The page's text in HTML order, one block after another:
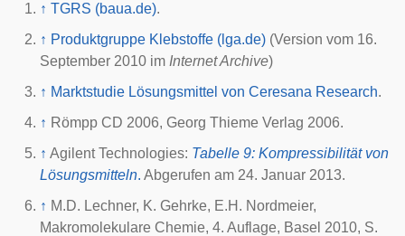
↑ TGRS (baua.de).
↑ Produktgruppe Klebstoffe (lga.de) (Version vom 16.
September 2010 im Internet Archive)
↑ Marktstudie Lösungsmittel von Ceresana Research.
↑ Römpp CD 2006, Georg Thieme Verlag 2006.
↑ Agilent Technologies: Tabelle 9: Kompressibilität von
Lösungsmitteln. Abgerufen am 24. Januar 2013.
↑ M.D. Lechner, K. Gehrke, E.H. Nordmeier,
Makromolekulare Chemie, 4. Auflage, Basel 2010, S.